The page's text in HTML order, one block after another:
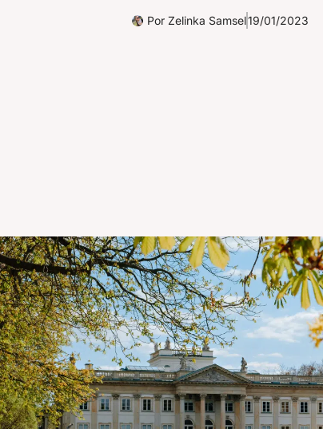
Por Zelinka Samsel19/01/2023